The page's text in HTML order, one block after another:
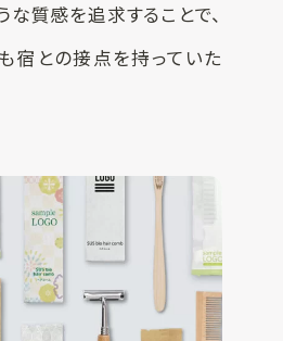
な質感を追求することで、
宿との接点を持っていた